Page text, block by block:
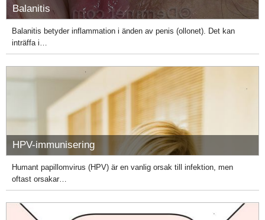
Balanitis
Balanitis betyder inflammation i änden av penis (ollonet). Det kan
inträffa i…
HPV-immunisering
Humant papillomvirus (HPV) är en vanlig orsak till infektion, men
oftast orsakar…